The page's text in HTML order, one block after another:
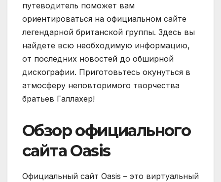
путеводитель поможет вам
ориентироваться на официальном сайте
легендарной британской группы. Здесь вы
найдете всю необходимую информацию,
от последних новостей до обширной
дискографии. Приготовьтесь окунуться в
атмосферу неповторимого творчества
братьев Галлахер!
Обзор официального
сайта Oasis
Официальный сайт Oasis – это виртуальный